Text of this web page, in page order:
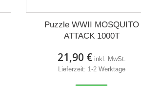
Puzzle WWII MOSQUITO
ATTACK 1000T
21,90 € inkl. MwSt.
Lieferzeit: 1-2 Werktage